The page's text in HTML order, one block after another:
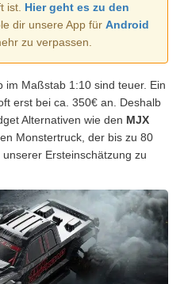
ist. Hier geht es zu den
dir unsere App für Android
zu verpassen.
im Maßstab 1:10 sind teuer. Ein
erst bei ca. 350€ an. Deshalb
Alternativen wie den MJX
Monstertruck, der bis zu 80
Ersteinschätzung zu